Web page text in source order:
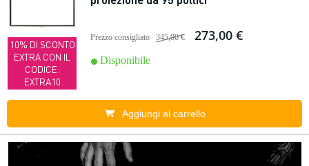
10% DI SCONTO
EXTRA CON IL
CODICE:
EXTRA10
Prezzo consigliato 345,00 € 273,00 €
Disponibile
Aggiungi al carrello